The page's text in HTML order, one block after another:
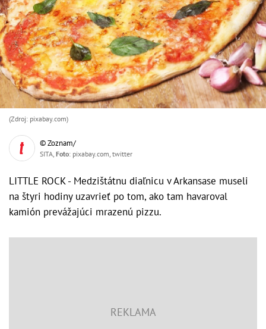
(Zdroj: pixabay.com)
© Zoznam/
SITA, Foto: pixabay.com, twitter
LITTLE ROCK - Medzištátnu diaľnicu v Arkansase museli
na štyri hodiny uzavrieť po tom, ako tam havaroval
kamión prevážajúci mrazenú pizzu.